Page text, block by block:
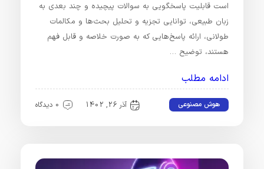
است قابلیت پاسخگویی به سوالات پیچیده و چند بعدی به
زبان طبیعی، توانایی تجزیه و تحلیل بحث‌ها و مکالمات
طولانی، ارائه پاسخ‌هایی که به صورت خلاصه و قابل فهم
هستند، توضیح …
ادامه مطلب
هوش مصنوعی آذر 26, 1402 0 دیدگاه